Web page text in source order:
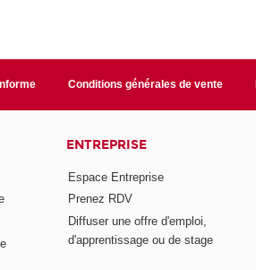
Conditions générales de vente
ENTREPRISE
Espace Entreprise
Prenez RDV
Diffuser une offre d'emploi,
d'apprentissage ou de stage